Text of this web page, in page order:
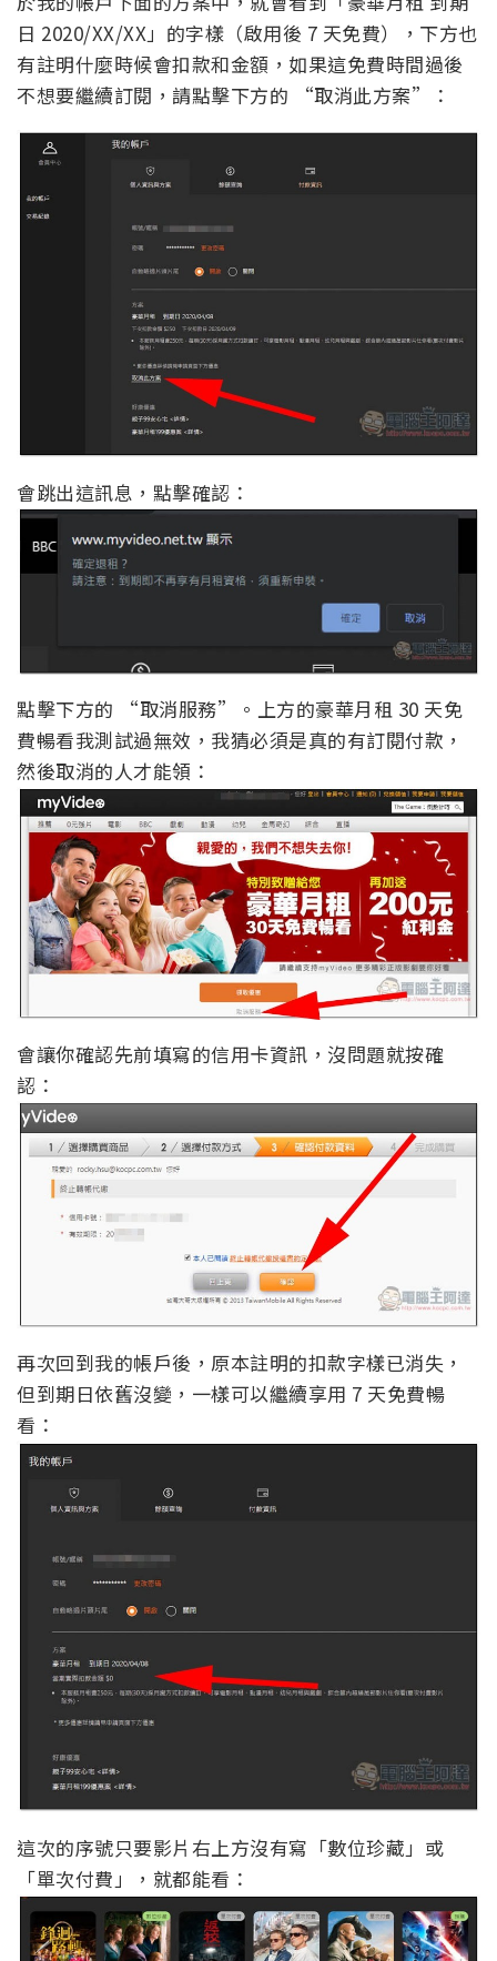
日 2020/XX/XX」的字樣（啟用後 7 天免費），下方也
有註明什麼時候會扣款和金額，如果這免費時間過後
不想要繼續訂閱，請點擊下方的 “取消此方案”：
會跳出這訊息，點擊確認：
點擊下方的 “取消服務”。上方的豪華月租 30 天免
費暢看我測試過無效，我猜必須是真的有訂閱付款，
然後取消的人才能領：
會讓你確認先前填寫的信用卡資訊，沒問題就按確
認：
再次回到我的帳戶後，原本註明的扣款字樣已消失，
但到期日依舊沒變，一樣可以繼續享用 7 天免費暢
看：
這次的序號只要影片右上方沒有寫「數位珍藏」或
「單次付費」，就都能看：